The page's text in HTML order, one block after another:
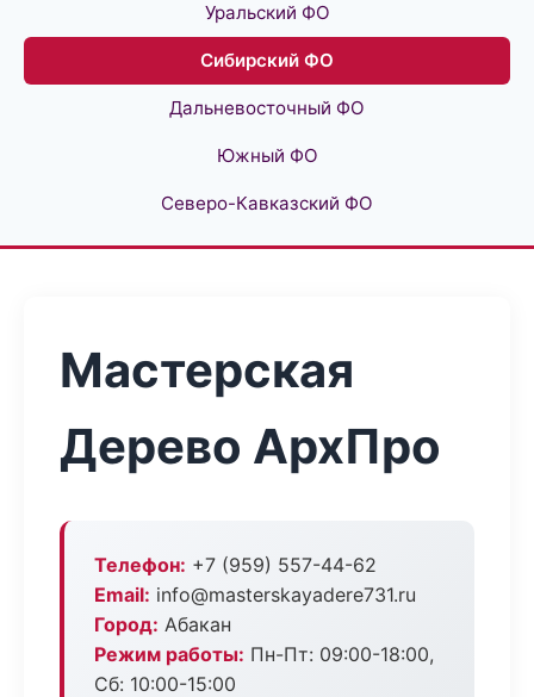
Уральский ФО
Сибирский ФО
Дальневосточный ФО
Южный ФО
Северо-Кавказский ФО
Мастерская
Дерево АрхПро
Телефон: +7 (959) 557-44-62
Email: info@masterskayadere731.ru
Город: Абакан
Режим работы: Пн-Пт: 09:00-18:00,
Сб: 10:00-15:00